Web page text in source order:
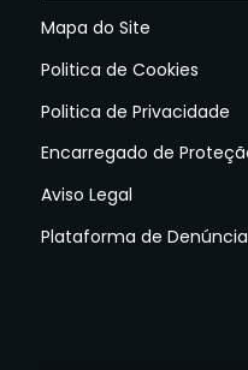
Mapa do Site
Politica de Cookies
Politica de Privacidade
Encarregado de
Aviso Legal
Plataforma de